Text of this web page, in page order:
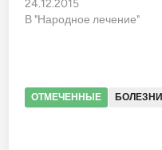
24.12.2015
В "Народное лечение"
ОТМЕЧЕННЫЕ БОЛЕЗНИ